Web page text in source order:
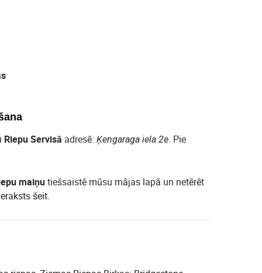
Riepu Servisā adresē: Ķengaraga iela 2e. Pie
maiņutiešsaistē mūsu mājas lapā un netērēt
šeit.